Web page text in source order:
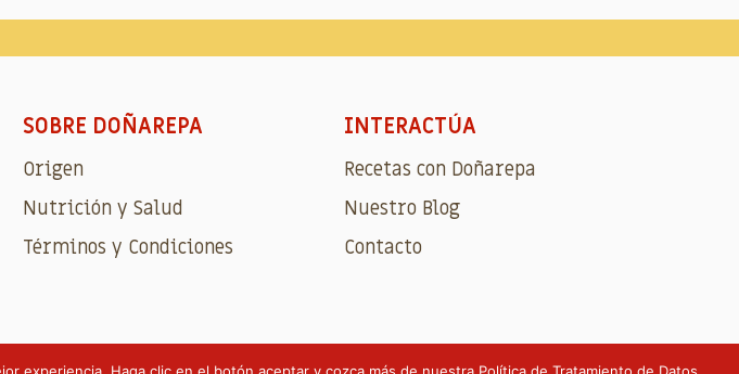
SOBRE DOÑAREPA
Origen
Nutrición y Salud
Términos y Condiciones
INTERACTÚA
Recetas con Doñarepa
Nuestro Blog
Contacto